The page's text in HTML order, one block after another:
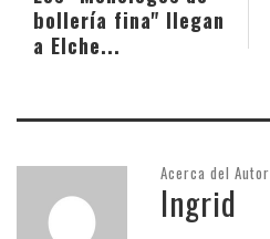
bollería fina" llegan
a Elche...
Acerca del Autor
Ingrid